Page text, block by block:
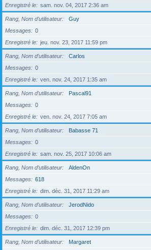
Enregistré le
sam. nov. 04, 2017 2:36 am
Rang, Nom d’utilisateur
Guy
Messages
0
Enregistré le
jeu. nov. 23, 2017 11:59 pm
Rang, Nom d’utilisateur
Carlos
Messages
0
Enregistré le
ven. nov. 24, 2017 1:35 am
Rang, Nom d’utilisateur
Pascal91
Messages
0
Enregistré le
ven. nov. 24, 2017 7:05 am
Rang, Nom d’utilisateur
Babasse 71
Messages
0
Enregistré le
sam. nov. 25, 2017 10:06 am
Rang, Nom d’utilisateur
AldenOn
Messages
618
Enregistré le
dim. déc. 31, 2017 11:29 am
Rang, Nom d’utilisateur
JerodNido
Messages
0
Enregistré le
dim. déc. 31, 2017 12:39 pm
Rang, Nom d’utilisateur
Margaret